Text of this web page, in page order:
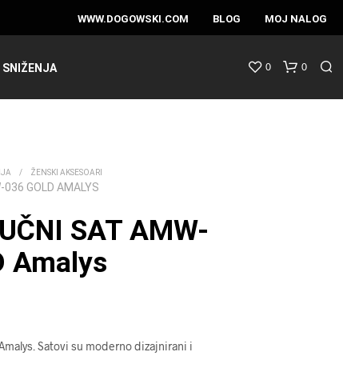
WWW.DOGOWSKI.COM BLOG MOJ NALOG
SNIŽENJA 0 0
/ ŽENSKI AKSESOARI
036 GOLD AMALYS
SAT AMW-
Amalys
Satovi su moderno dizajnirani i